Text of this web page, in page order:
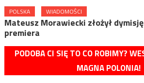
POLSKA WIADOMOŚCI
Mateusz Morawiecki złożył
premiera
PODOBA CI SIĘ TO CO ROBIMY?
MAGNA POLONIA!